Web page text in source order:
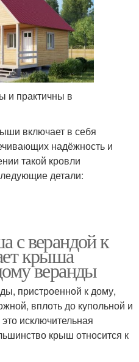
и практичны в
включает в себя
надёжность и
такой кровли
детали:
с верандой к
крыша
веранды
пристроенной к дому,
вплоть до купольной и
исключительная
крыш относится к